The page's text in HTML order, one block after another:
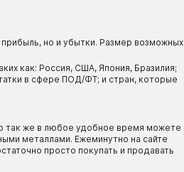
но и убытки. Размер возможных
как: Россия, США, Япония, Бразилия;
в сфере ПОД/ФТ; и стран, которые
так же в любое удобное время можете
металлами. Ежеминутно на сайте
просто покупать и продавать